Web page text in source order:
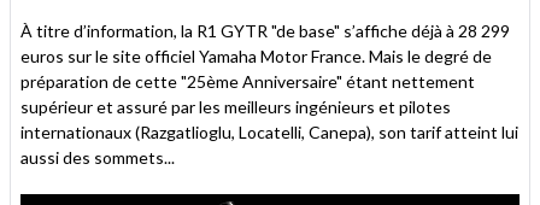
À titre d’information, la R1 GYTR "de base" s’affiche déjà à 28 299
euros sur le site officiel Yamaha Motor France. Mais le degré de
préparation de cette "25ème Anniversaire" étant nettement
supérieur et assuré par les meilleurs ingénieurs et pilotes
internationaux (Razgatlioglu, Locatelli, Canepa), son tarif atteint lui
aussi des sommets...